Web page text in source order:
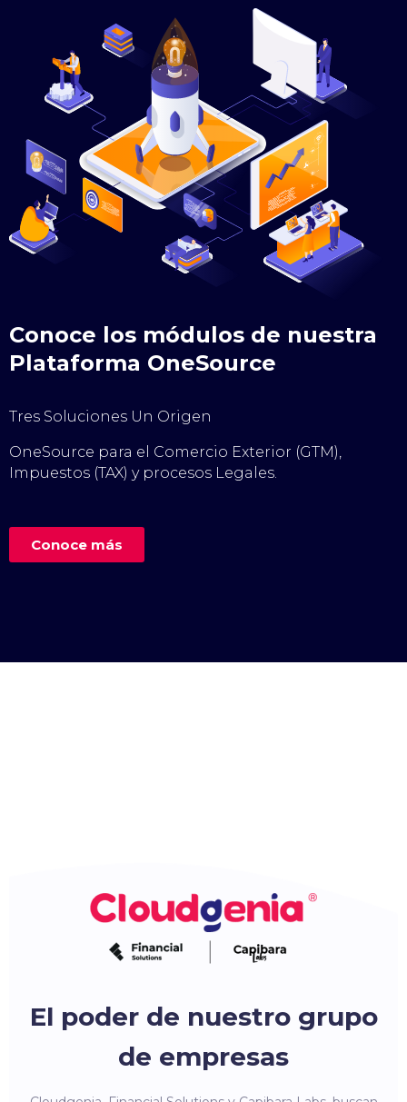
Conoce los módulos de nuestra
Plataforma OneSource
Tres Soluciones Un Origen
OneSource para el Comercio Exterior (GTM),
Impuestos (TAX) y procesos Legales.
Conoce más
El poder de nuestro grupo
de empresas